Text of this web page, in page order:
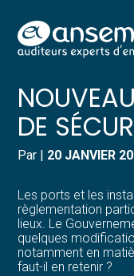
Aller
au
Créer et reprendre
Gérer votre
Piloter votre
Développer votre
Construire votre
Structurer votre
Pilotez votre
Suivre votre
Gérer vos
Dématérialiser
SÛRETÉ
DE
Par | 20 JANVIER
Les ports et les
règlementation
lieux. Le
quelques
notamment en
faut-il en retenir ?